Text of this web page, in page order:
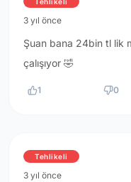
3 yıl önce
Şuan bana 24bin tl lik
çalışıyor 🤣
1 0
Tehlikeli
3 yıl önce